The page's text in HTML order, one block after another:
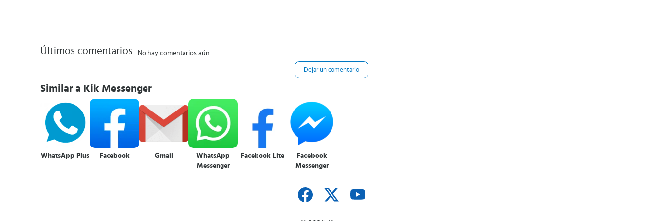
Últimos comentarios No hay comentarios aún
Dejar un comentario
Similar a Kik Messenger
WhatsApp Plus Facebook Gmail
WhatsApp
Messenger
Facebook Lite
Facebook
Messenger